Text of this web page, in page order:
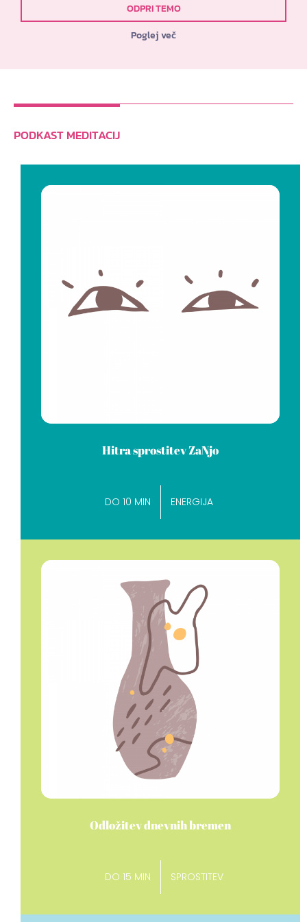
ODPRI TEMO
Poglej več
PODKAST MEDITACIJ
Hitra sprostitev ZaNjo
DO 10 MIN ENERGIJA
Odložitev dnevnih bremen
DO 15 MIN SPROSTITEV